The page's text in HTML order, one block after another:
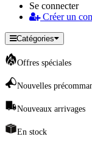
Se connecter
Créer un
Catégories
Offres spéciales
Nouvelles
Nouveaux arrivages
En stock